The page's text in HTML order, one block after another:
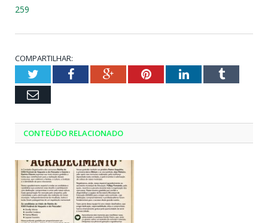
259
COMPARTILHAR:
TwitterFacebookGoogle+PinterestLinkedInTumblr
Email
CONTEÚDO RELACIONADO